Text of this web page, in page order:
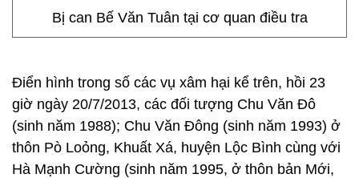
Bị can Bế Văn Tuân tại cơ quan điều tra
Điển hình trong số các vụ xâm hại kể trên, hồi 23
giờ ngày 20/7/2013, các đối tượng Chu Văn Đô
(sinh năm 1988); Chu Văn Đông (sinh năm 1993) ở
thôn Pò Loỏng, Khuất Xá, huyện Lộc Bình cùng với
Hà Mạnh Cường (sinh năm 1995, ở thôn bản Mới,